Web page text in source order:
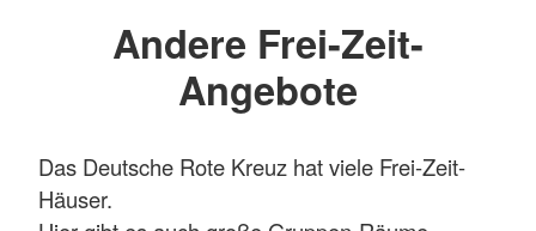
Andere Frei-Zeit-
Angebote
Das Deutsche Rote Kreuz hat viele Frei-Zeit-
Häuser.